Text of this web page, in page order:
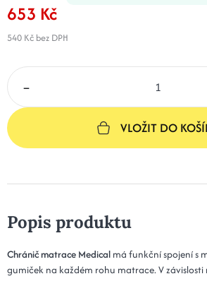
653 Kč
540 Kč bez DPH
–
VLOŽIT DO
Popis produktu
Chránič matrace Medical má funkční spojení s
gumiček na každém rohu matrace. V